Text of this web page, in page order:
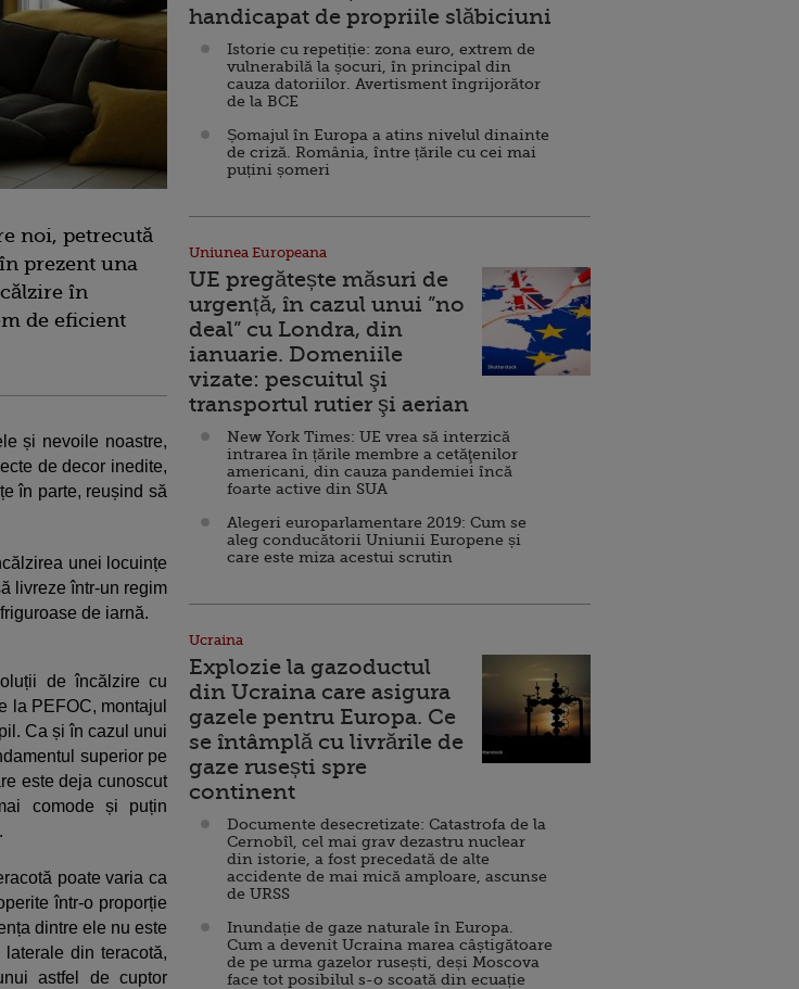
noi, petrecută
prezent una
în
de eficient
și nevoile noastre,
de decor inedite,
în parte, reușind să
unei locuințe
livreze într-un regim
de iarnă.
de încălzire cu
la PEFOC, montajul
Ca și în cazul unui
superior pe
este deja cunoscut
comode și puțin
poate varia ca
într-o proporție
dintre ele nu este
din teracotă,
astfel de cuptor
handicapat de propriile slăbiciuni
Istorie cu repetiție: zona euro, extrem de
vulnerabilă la șocuri, în principal din
cauza datoriilor. Avertisment îngrijorător
de la BCE
Șomajul în Europa a atins nivelul dinainte
de criză. România, între țările cu cei mai
puțini șomeri
Uniunea Europeana
UE pregătește măsuri de
urgență, în cazul unui ”no
deal” cu Londra, din
ianuarie. Domeniile
vizate: pescuitul şi
transportul rutier şi aerian
New York Times: UE vrea să interzică
intrarea în țările membre a cetăţenilor
americani, din cauza pandemiei încă
foarte active din SUA
Alegeri europarlamentare 2019: Cum se
aleg conducătorii Uniunii Europene și
care este miza acestui scrutin
Ucraina
Explozie la gazoductul
din Ucraina care asigura
gazele pentru Europa. Ce
se întâmplă cu livrările de
gaze rusești spre
continent
Documente desecretizate: Catastrofa de la
Cernobîl, cel mai grav dezastru nuclear
din istorie, a fost precedată de alte
accidente de mai mică amploare, ascunse
de URSS
Inundație de gaze naturale în Europa.
Cum a devenit Ucraina marea câștigătoare
de pe urma gazelor rusești, deși Moscova
face tot posibilul s-o scoată din ecuație